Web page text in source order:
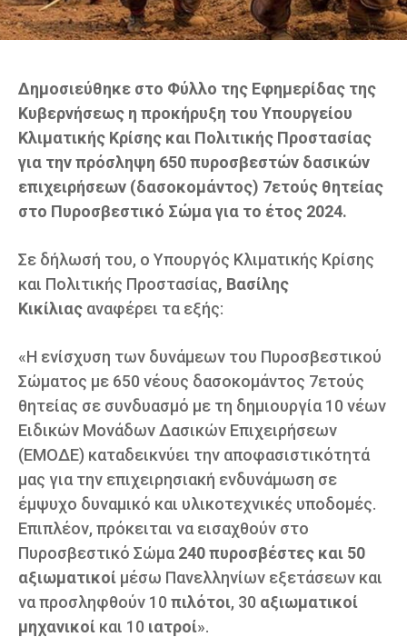
Δημοσιεύθηκε στο Φύλλο της Εφημερίδας της
Κυβερνήσεως η προκήρυξη του Υπουργείου
Κλιματικής Κρίσης και Πολιτικής Προστασίας
για την πρόσληψη 650 πυροσβεστών δασικών
επιχειρήσεων (δασοκομάντος) 7ετούς θητείας
στο Πυροσβεστικό Σώμα για το έτος 2024.
Σε δήλωσή του, ο Υπουργός Κλιματικής Κρίσης
και Πολιτικής Προστασίας, Βασίλης
Κικίλιας αναφέρει τα εξής:
«Η ενίσχυση των δυνάμεων του Πυροσβεστικού
Σώματος με 650 νέους δασοκομάντος 7ετούς
θητείας σε συνδυασμό με τη δημιουργία 10 νέων
Ειδικών Μονάδων Δασικών Επιχειρήσεων
(ΕΜΟΔΕ) καταδεικνύει την αποφασιστικότητά
μας για την επιχειρησιακή ενδυνάμωση σε
έμψυχο δυναμικό και υλικοτεχνικές υποδομές.
Επιπλέον, πρόκειται να εισαχθούν στο
Πυροσβεστικό Σώμα 240 πυροσβέστες και 50
αξιωματικοί μέσω Πανελληνίων εξετάσεων και
να προσληφθούν 10 πιλότοι, 30 αξιωματικοί
μηχανικοί και 10 ιατροί».